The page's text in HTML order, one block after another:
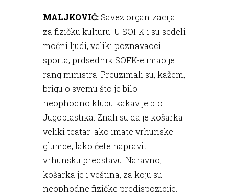
MALJKOVIĆ: Savez organizacija
za fizičku kulturu. U SOFK-i su sedeli
moćni ljudi, veliki poznavaoci
sporta; prdsednik SOFK-e imao je
rang ministra. Preuzimali su, kažem,
brigu o svemu što je bilo
neophodno klubu kakav je bio
Jugoplastika. Znali su da je košarka
veliki teatar: ako imate vrhunske
glumce, lako ćete napraviti
vrhunsku predstavu. Naravno,
košarka je i veština, za koju su
neophodne fizičke predispozicije.